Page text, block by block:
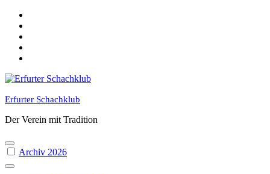
Skip
content
Erfurter Schachklub
Der Verein mit Tradition
Archiv 2026